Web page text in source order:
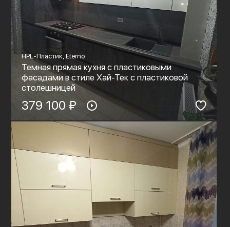
HPL-Пластик, Eterno
Темная прямая кухня с пластиковыми
фасадами в стиле Хай-Тек с пластиковой
столешницей
379 100 ₽